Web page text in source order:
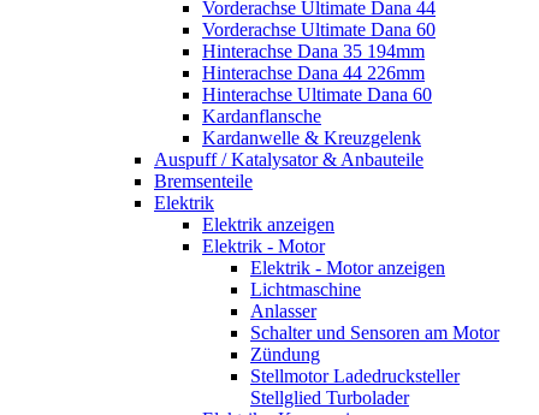
Vorderachse Ultimate Dana 44
Vorderachse Ultimate Dana 60
Hinterachse Dana 35 194mm
Hinterachse Dana 44 226mm
Hinterachse Ultimate Dana 60
Kardanflansche
Kardanwelle & Kreuzgelenk
Auspuff / Katalysator & Anbauteile
Bremsenteile
Elektrik
Elektrik anzeigen
Elektrik - Motor
Elektrik - Motor anzeigen
Lichtmaschine
Anlasser
Schalter und Sensoren am Motor
Zündung
Stellmotor Ladedrucksteller
Stellglied Turbolader